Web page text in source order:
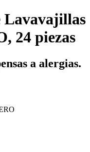
Lavavajillas
24 piezas
a alergias.